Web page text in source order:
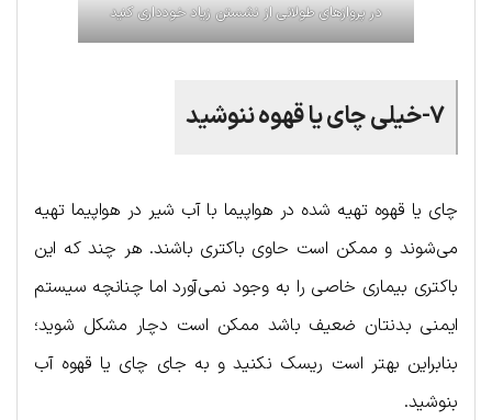
در پروازهای طولانی از نشستن زیاد خودداری کنید
۷-خیلی چای یا قهوه ننوشید
چای یا قهوه تهیه شده در هواپیما با آب شیر در هواپیما تهیه
می‌شوند و ممکن است حاوی باکتری باشند. هر چند که این
باکتری بیماری خاصی را به وجود نمی‌آورد اما چنانچه سیستم
ایمنی بدنتان ضعیف باشد ممکن است دچار مشکل شوید؛
بنابراین بهتر است ریسک نکنید و به جای چای یا قهوه آب
بنوشید.